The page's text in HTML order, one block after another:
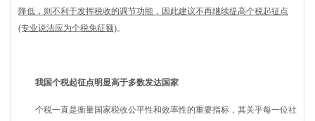
降低，则不利于发挥税收的调节功能，因此建议不再继续提高个税起征点
(专业说法应为个税免征额)。
我国个税起征点明显高于多数发达国家
个税一直是衡量国家税收公平性和效率性的重要指标，其关乎每一位社